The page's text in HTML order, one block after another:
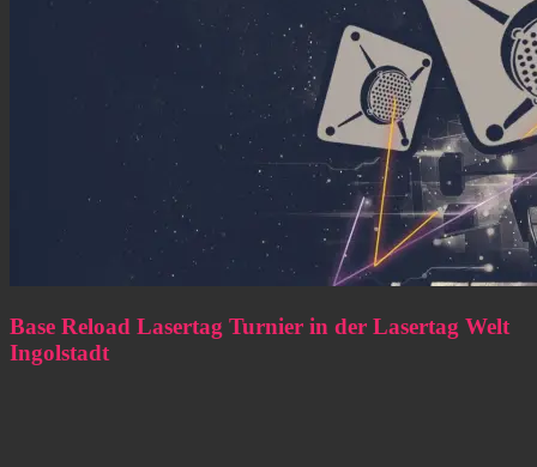
Base Reload Lasertag Turnier in der Lasertag Welt
Ingolstadt